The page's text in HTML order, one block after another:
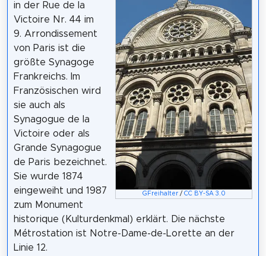
GFreihalter/ CC BY-SA 3.0
in der Rue de la
Victoire Nr. 44 im
9. Arrondissement
von Paris ist die
größte Synagoge
Frankreichs. Im
Französischen wird
sie auch als
Synagogue de la
Victoire oder als
Grande Synagogue
de Paris bezeichnet.
Sie wurde 1874
eingeweiht und 1987
zum Monument
historique (Kulturdenkmal) erklärt. Die nächste
Métrostation ist Notre-Dame-de-Lorette an der
Linie 12.